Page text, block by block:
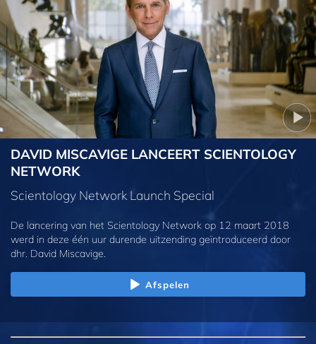
DAVID MISCAVIGE LANCEERT SCIENTOLOGY
NETWORK
Scientology Network Launch Special
De lancering van het Scientology Network op 12 maart 2018
werd in deze één uur durende uitzending geïntroduceerd door
dhr. David Miscavige.
Afspelen